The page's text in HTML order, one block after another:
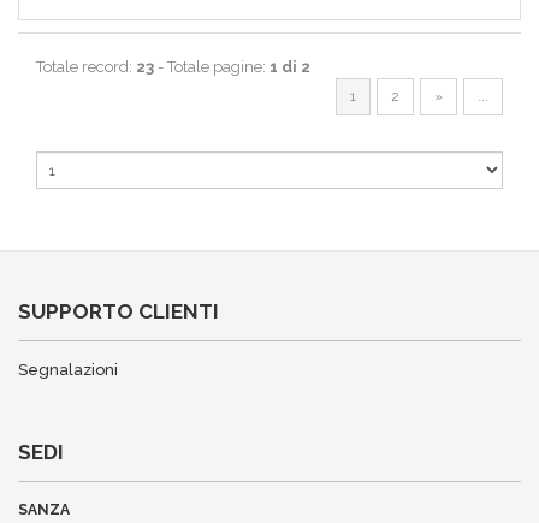
Totale record: 23 - Totale pagine: 1 di 2
1 2 » ...
SUPPORTO CLIENTI
Segnalazioni
SEDI
SANZA